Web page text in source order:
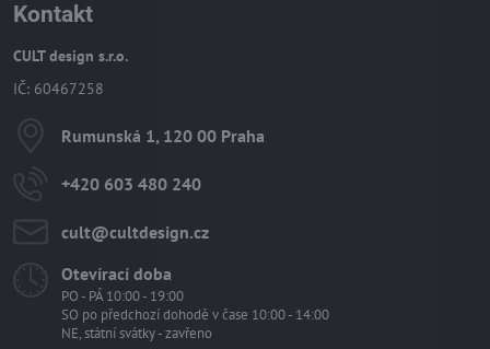
Kontakt
CULT design s.r.o.
IČ: 60467258
Rumunská 1, 120 00 Praha
+420 603 480 240
cult​@cultdesign​.cz
Otevírací doba
PO - PÁ 10:00 - 19:00
SO po předchozí dohodě v čase 10:00 - 14:00
NE, státní svátky - zavřeno